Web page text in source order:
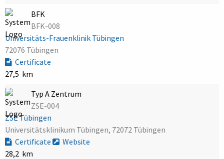
BFK
BFK-008
Universitäts-Frauenklinik Tübingen
72076 Tübingen
Certificate
27,5 km
Typ A Zentrum
ZSE-004
ZSE Tübingen
Universitätsklinikum Tübingen, 72072 Tübingen
Certificate
Website
28,2 km